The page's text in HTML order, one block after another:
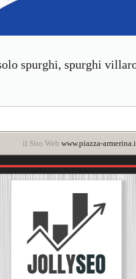
spurghi, spurghi
il Sito Web www.piazza-